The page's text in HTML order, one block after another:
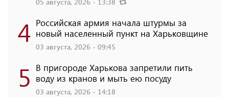
4 Российская армия начала штурмы за
новый населенный пункт на Харьковщине
03 августа, 2026 - 09:45
5 В пригороде Харькова запретили пить
воду из кранов и мыть ею посуду
03 августа, 2026 - 14:18